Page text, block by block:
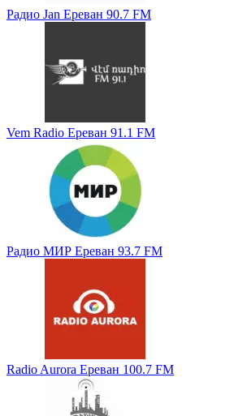
Радио Jan Ереван 90.7 FM
Vem Radio Ереван 91.1 FM
Радио МИР Ереван 93.7 FM
Radio Aurora Ереван 100.7 FM